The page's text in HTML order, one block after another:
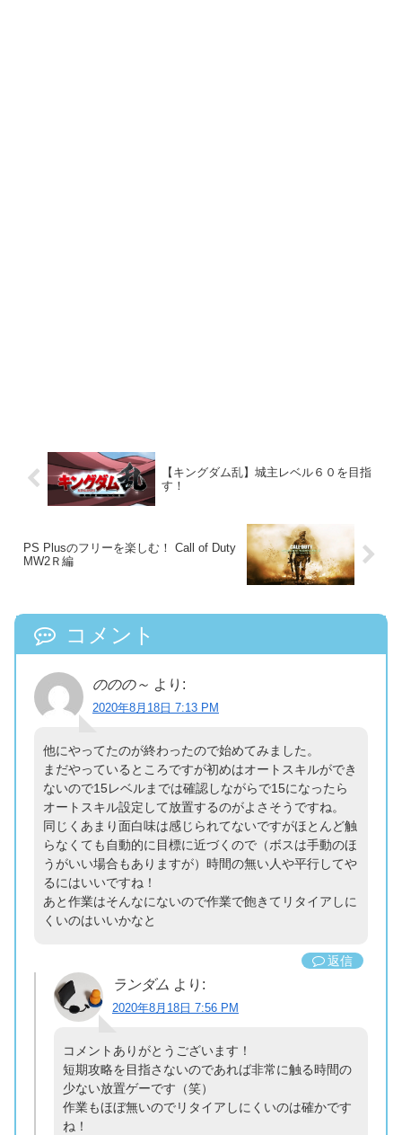
【キングダム乱】城主レベル６０を目指
す！
PS Plusのフリーを楽しむ！ Call of Duty
MW2Ｒ編
コメント
ののの～ より:
2020年8月18日 7:13 PM
他にやってたのが終わったので始めてみました。
まだやっているところですが初めはオートスキルができ
ないので15レベルまでは確認しながらで15になったら
オートスキル設定して放置するのがよさそうですね。
同じくあまり面白味は感じられてないですがほとんど触
らなくても自動的に目標に近づくので（ボスは手動のほ
うがいい場合もありますが）時間の無い人や平行してや
るにはいいですね！
あと作業はそんなにないので作業で飽きてリタイアしに
くいのはいいかなと
返信
ランダム より:
2020年8月18日 7:56 PM
コメントありがとうございます！
短期攻略を目指さないのであれば非常に触る時間の
少ない放置ゲーです（笑）
作業もほぼ無いのでリタイアしにくいのは確かです
ね！